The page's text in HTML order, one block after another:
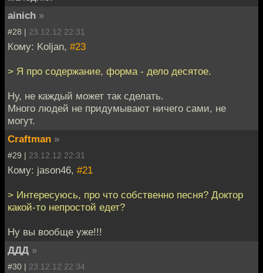
ainich »
#28 | 23.12.12 22:31
Кому: Koljan, #23
> Я про содержание, форма - дело десятое.
Ну, не каждый может так сделать.
Много людей не придумывают ничего сами, не
могут.
Craftman »
#29 | 23.12.12 22:31
Кому: jason46, #21
> Интересуюсь, про что собственно песня? Доктор
какой-то непростой едет?
Ну вы вообще уже!!!
ДДД »
#30 | 23.12.12 22:34